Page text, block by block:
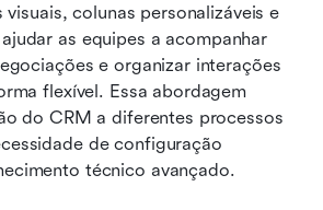
colunas personalizáveis e
as equipes a acompanhar
e organizar interações
flexível. Essa abordagem
do CRM a diferentes processos
de configuração
técnico avançado.